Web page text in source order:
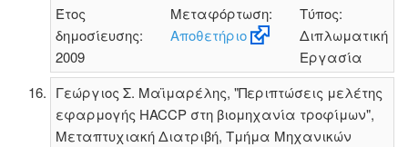
Έτος
δημοσίευσης:
2009
Μεταφόρτωση:
Αποθετήριο
Τύπος:
Διπλωματική
Εργασία
Γεώργιος Σ. Μαϊμαρέλης, "Περιπτώσεις μελέτης
εφαρμογής HACCP στη βιομηχανία τροφίμων",
Μεταπτυχιακή Διατριβή, Τμήμα Μηχανικών